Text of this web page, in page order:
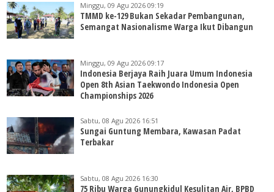
Minggu, 09 Agu 2026 09:19
TMMD ke-129 Bukan Sekadar Pembangunan,
Semangat Nasionalisme Warga Ikut Dibangun
Minggu, 09 Agu 2026 09:17
Indonesia Berjaya Raih Juara Umum Indonesia
Open 8th Asian Taekwondo Indonesia Open
Championships 2026
Sabtu, 08 Agu 2026 16:51
Sungai Guntung Membara, Kawasan Padat
Terbakar
Sabtu, 08 Agu 2026 16:30
75 Ribu Warga Gunungkidul Kesulitan Air, BPBD